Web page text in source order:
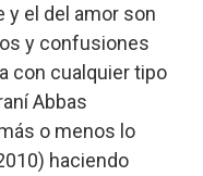
y el del amor son
y confusiones
con cualquier tipo
Abbas
o menos lo
haciendo